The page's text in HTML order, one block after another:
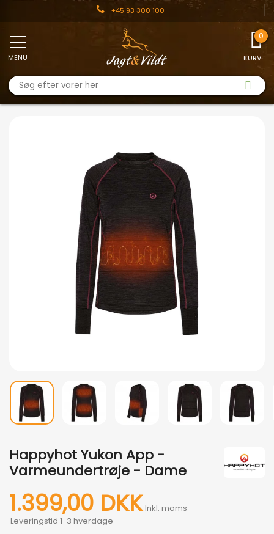
+45 93 300 100
KURV
MENU
Happyhot Yukon App -
Varmeundertrøje - Dame
1.399,00 DKK Inkl. moms
Leveringstid 1-3 hverdage